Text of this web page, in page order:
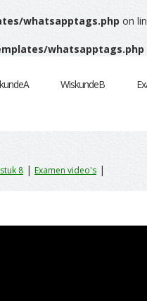
whatsapptags.php on
whatsapptags.php
WiskundeB
8 | Examen video's |